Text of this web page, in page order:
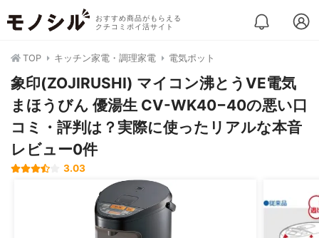
おすすめ商品がもらえる
クチコミポイ活サイト
TOP キッチン家電・調理家電 電気ポット
象印(ZOJIRUSHI) マイコン沸とうVE電気
まほうびん 優湯生 CV-WK40−40の悪い口
コミ・評判は？実際に使ったリアルな本音
レビュー0件
3.03